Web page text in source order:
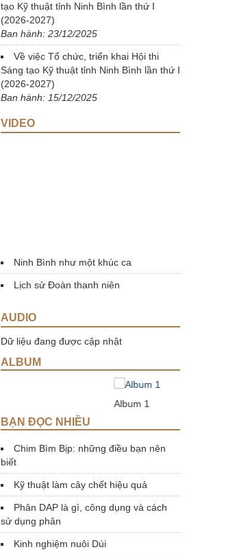
tạo Kỹ thuật tỉnh Ninh Bình lần thứ I
(2026-2027)
Ban hành: 23/12/2025
Về việc Tổ chức, triển khai Hội thi
Sáng tạo Kỹ thuật tỉnh Ninh Bình lần thứ I
(2026-2027)
Ban hành: 15/12/2025
VIDEO
Ninh Bình như một khúc ca
Lịch sử Đoàn thanh niên
AUDIO
Dữ liệu đang được cập nhật
ALBUM
BẠN ĐỌC NHIỀU
Chim Bìm Bịp: những điều bạn nên
biết
Kỹ thuật làm cây chết hiệu quả
Phân DAP là gì, công dụng và cách
sử dụng phân
Kinh nghiệm nuôi Dúi